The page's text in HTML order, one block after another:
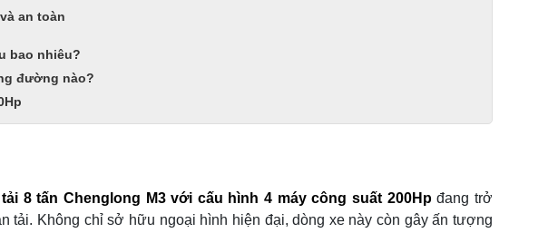
an toàn
bao nhiêu?
đường nào?
8 tấn Chenglong M3 với cấu hình 4 máy công suất 200Hpđang trở
tải. Không chỉ sở hữu ngoại hình hiện đại, dòng xe này còn gây ấn tượng